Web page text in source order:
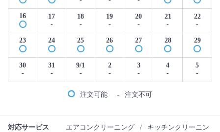
16
17
-
18
-
19
-
20
-
21
-
22
-
23 24 25 26 27 28 29
30
-
31
-
9/1
-
2
-
3
-
4
-
5
-
注文可能 - 注文不可
対応サービス エアコンクリーニング /
キッチンクリーニン